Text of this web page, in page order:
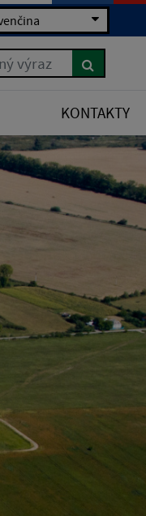
výraz
KONTAKTY